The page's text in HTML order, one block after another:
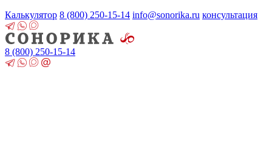
Калькулятор 8 (800) 250-15-14 info@sonorika.ru консультация
8 (800) 250-15-14